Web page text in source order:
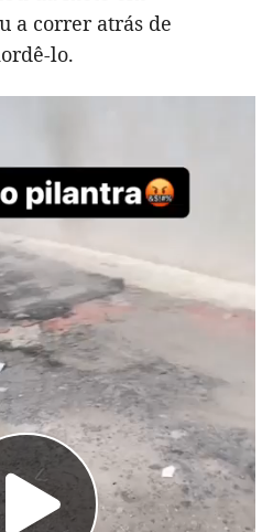
a correr atrás de
lo.